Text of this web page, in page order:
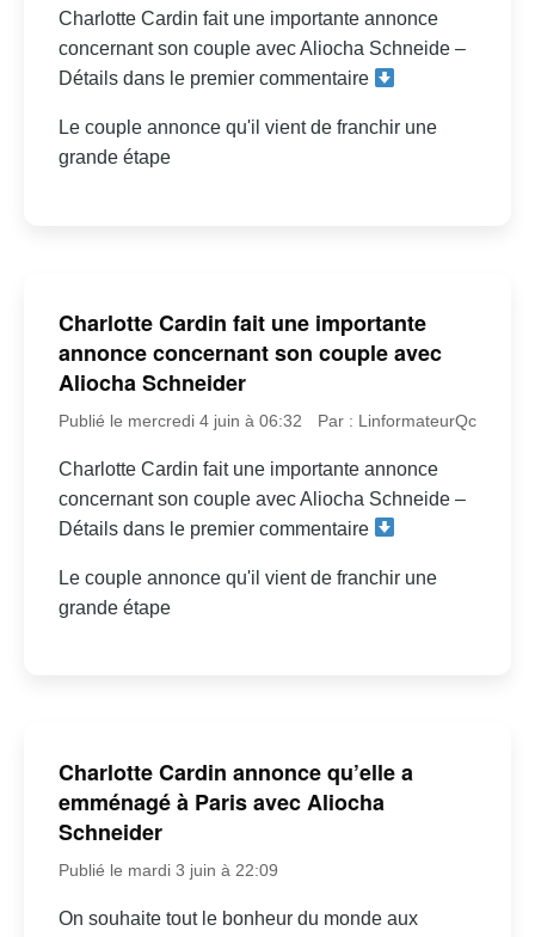
Charlotte Cardin fait une importante annonce
concernant son couple avec Aliocha Schneide –
Détails dans le premier commentaire
Le couple annonce qu'il vient de franchir une
grande étape
Charlotte Cardin fait une importante
annonce concernant son couple avec
Aliocha Schneider
Publié le mercredi 4 juin à 06:32 Par : LinformateurQc
Charlotte Cardin fait une importante annonce
concernant son couple avec Aliocha Schneide –
Détails dans le premier commentaire
Le couple annonce qu'il vient de franchir une
grande étape
Charlotte Cardin annonce qu’elle a
emménagé à Paris avec Aliocha
Schneider
Publié le mardi 3 juin à 22:09
On souhaite tout le bonheur du monde aux